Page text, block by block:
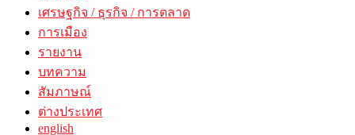
เศรษฐกิจ / ธุรกิจ / การตลาด
การเมือง
รายงาน
บทความ
สัมภาษณ์
ต่างประเทศ
english